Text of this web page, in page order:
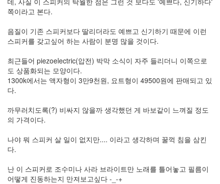
쪽이라고 본다.
음질이 기존 스피커보다 딸리더라도 예쁘고 신기하기 때문에 이런
스피커를 갖고싶어 하는 사람이 분명 많을 것이다.
최근들어 piezoelectric(압전) 박막 소식이 자주 들리더니 이쪽으로
도 상품화되는 모양이다.
1300k에서는 액자형이 3만9천원, 요트형이 49500원에 판매되고 있
다.
까무러치도록(?) 비싸지 않을까 생각했던 게 바보같이 느껴질 정도
의 가격이다.
나야 뭐 스피커 살 일이 없지만.... 이라고 생각하며 꿀꺽 침을 삼킨
다.
난 이 스피커로 조수미나 사라 브라이트만 노래를 틀어놓고 필름이
어떻게 진동하는지 만져보고싶다 -_-+